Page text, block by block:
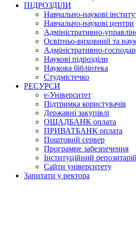
ПІДРОЗДІЛИ
Навчально-наукові
Навчально-наукові центри
Адміністративно-
Освітньо-виховний та
Адміністративно-
Наукові підрозділи
Наукова бібліотека
Студмістечко
РЕСУРСИ
е-Університет
Підтримка користувачів
Державні закупівлі
ОЩАДБАНК оплата
ПРИВАТБАНК оплата
Поштовий сервер
Програмне забезпечення
Інституційний репозитарій
Сайти університету
Запитати у ректора